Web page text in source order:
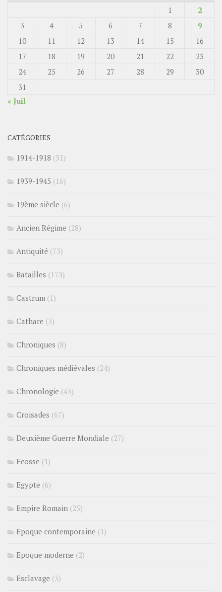
1
2
3
4 5 6 7 8
9
10
11 12 13 14 15
16
17
18 19 20 21 22
23
24
25 26 27 28 29
30
31
« Juil
CATÉGORIES
1914-1918 (31)
1939-1945 (16)
19ème siècle (6)
Ancien Régime (28)
Antiquité (73)
Batailles (173)
Castrum (1)
Cathare (3)
Chroniques (8)
Chroniques médiévales (24)
Chronologie (43)
Croisades (67)
Deuxième Guerre Mondiale (27)
Ecosse (1)
Egypte (6)
Empire Romain (25)
Epoque contemporaine (1)
Epoque moderne (2)
Esclavage (3)